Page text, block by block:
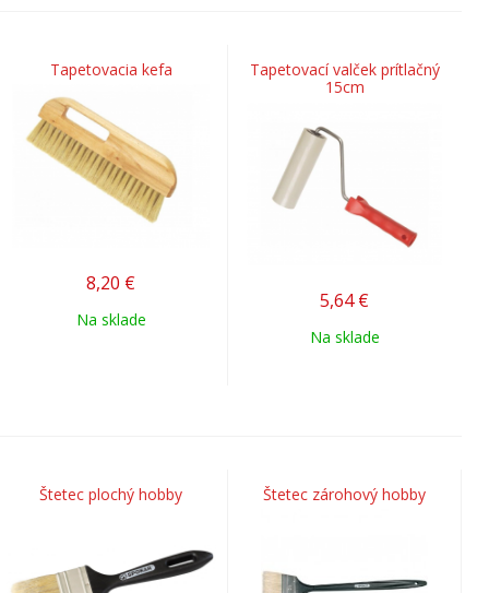
Tapetovacia kefa
8,20 €
Na sklade
Tapetovací valček prítlačný
15cm
5,64 €
Na sklade
Štetec plochý hobby Štetec zárohový hobby